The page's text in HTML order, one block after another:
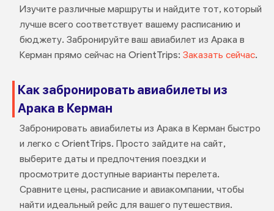
Изучите различные маршруты и найдите тот, который
лучше всего соответствует вашему расписанию и
бюджету. Забронируйте ваш авиабилет из Арака в
Керман прямо сейчас на OrientTrips: Заказать сейчас.
Как забронировать авиабилеты из
Арака в Керман
Забронировать авиабилеты из Арака в Керман быстро
и легко с OrientTrips. Просто зайдите на сайт,
выберите даты и предпочтения поездки и
просмотрите доступные варианты перелета.
Сравните цены, расписание и авиакомпании, чтобы
найти идеальный рейс для вашего путешествия.